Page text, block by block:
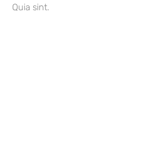
Quia sint.